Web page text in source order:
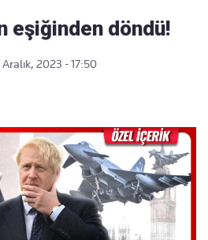
eşiğinden döndü!
2023 - 17:50